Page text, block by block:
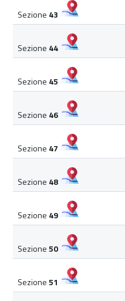
Sezione 43
Sezione 44
Sezione 45
Sezione 46
Sezione 47
Sezione 48
Sezione 49
Sezione50
Sezione51